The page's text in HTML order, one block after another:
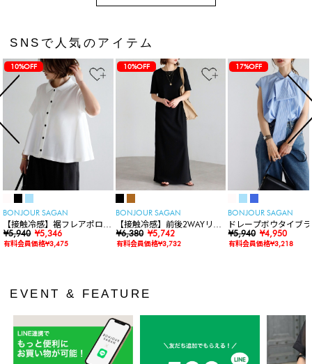
SNSで人気のアイテム
10%OFF
BONJOUR SAGAN
【接触冷感】裾フレアポロシ
ャツ
¥5,940 ¥5,346
有料会員価格¥3,475
10%OFF
BONJOUR SAGAN
【接触冷感】前後2WAYリブ
カットワンピース
¥6,380 ¥5,742
有料会員価格¥3,732
17%OFF
BONJOUR SAGAN
ドレープボウタイブ
ス
¥5,940 ¥4,950
有料会員価格¥3,218
EVENT & FEATURE